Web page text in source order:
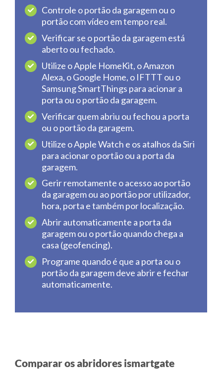
Controle o portão da garagem ou o
portão com vídeo em tempo real.
Verificar se o portão da garagem está
aberto ou fechado.
Utilize o Apple HomeKit, o Amazon
Alexa, o Google Home, o IFTTT ou o
Samsung SmartThings para acionar a
porta ou o portão da garagem.
Verificar quem abriu ou fechou a porta
ou o portão da garagem.
Utilize o Apple Watch e os atalhos da Siri
para acionar o portão ou a porta da
garagem.
Gerir remotamente o acesso ao portão
da garagem ou ao portão por utilizador,
hora, porta e também por localização.
Abrir automaticamente a porta da
garagem ou o portão quando chega a
casa (geofencing).
Programe quando é que a porta ou o
portão da garagem deve abrir e fechar
automaticamente.
Comparar os abridores ismartgate